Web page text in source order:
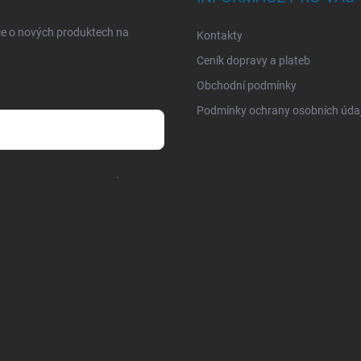
o nových produktech na
.
Kontakty
Ceník dopravy a plateb
Obchodní podmínky
Podmínky ochrany osobních